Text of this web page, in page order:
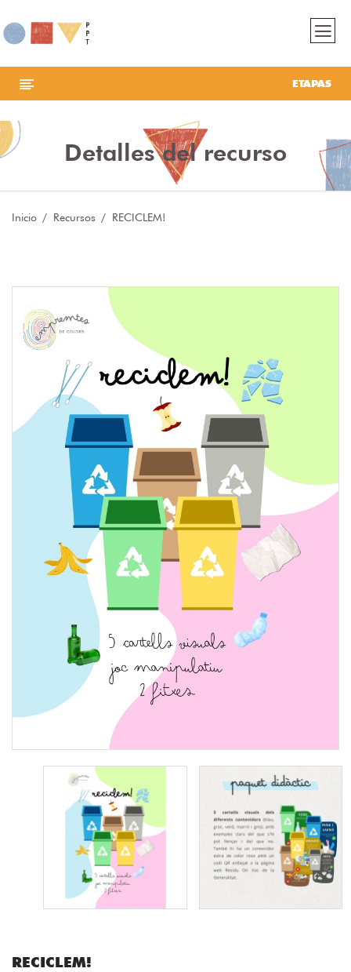
ETAPAS
Detalles del recurso
Inicio Recursos RECICLEM!
RECICLEM!